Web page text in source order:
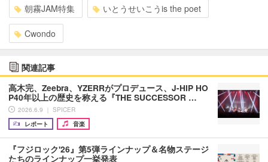
朝霧JAM特集 いとうせいこうis the poet
Cwondo
関連記事
高木完、Zeebra、YZERRがプロデュース、J-HIP HO
P40年以上の歴史を称える『THE SUCCESSOR …
2026.6.9 ｜ SPICER
レポート
音楽
『フジロック'26』第5弾ラインナップ＆名物ステージ
たちのラインナップ一挙発表